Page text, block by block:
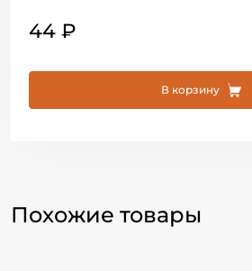
44 ₽
В корзину
Похожие товары